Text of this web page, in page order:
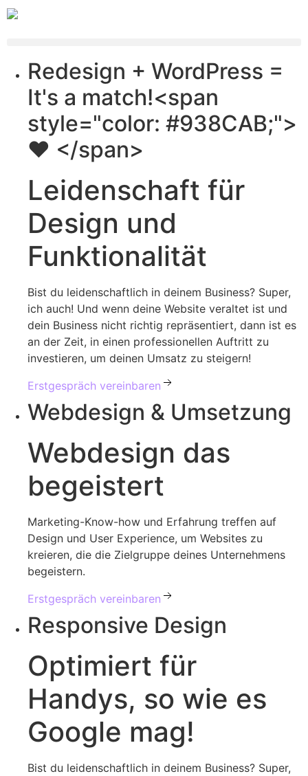
Redesign + WordPress =
It's a match!<span
style="color: #938CAB;">
❤ </span>
Leidenschaft für
Design und
Funktionalität
Bist du leidenschaftlich in deinem Business? Super,
ich auch! Und wenn deine Website veraltet ist und
dein Business nicht richtig repräsentiert, dann ist es
an der Zeit, in einen professionellen Auftritt zu
investieren, um deinen Umsatz zu steigern!
Erstgespräch vereinbaren
Webdesign & Umsetzung
Webdesign das
begeistert
Marketing-Know-how und Erfahrung treffen auf
Design und User Experience, um Websites zu
kreieren, die die Zielgruppe deines Unternehmens
begeistern.
Erstgespräch vereinbaren
Responsive Design
Optimiert für
Handys, so wie es
Google mag!
Bist du leidenschaftlich in deinem Business? Super,